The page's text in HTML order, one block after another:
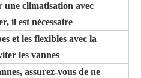
une climatisation avec
il est nécessaire
et les flexibles avec la
les vannes
assurez-vous de ne